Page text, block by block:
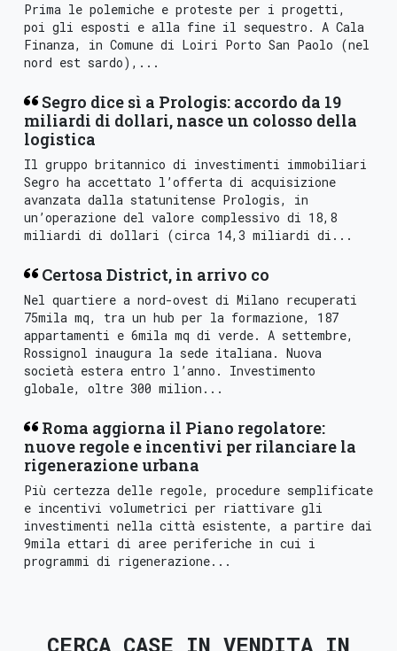
Prima le polemiche e proteste per i progetti,
poi gli esposti e alla fine il sequestro. A Cala
Finanza, in Comune di Loiri Porto San Paolo (nel
nord est sardo),...
Segro dice sì a Prologis: accordo da 19
miliardi di dollari, nasce un colosso della
logistica
Il gruppo britannico di investimenti immobiliari
Segro ha accettato l’offerta di acquisizione
avanzata dalla statunitense Prologis, in
un’operazione del valore complessivo di 18,8
miliardi di dollari (circa 14,3 miliardi di...
Certosa District, in arrivo co
Nel quartiere a nord-ovest di Milano recuperati
75mila mq, tra un hub per la formazione, 187
appartamenti e 6mila mq di verde. A settembre,
Rossignol inaugura la sede italiana. Nuova
società estera entro l’anno. Investimento
globale, oltre 300 milion...
Roma aggiorna il Piano regolatore:
nuove regole e incentivi per rilanciare la
rigenerazione urbana
Più certezza delle regole, procedure semplificate
e incentivi volumetrici per riattivare gli
investimenti nella città esistente, a partire dai
9mila ettari di aree periferiche in cui i
programmi di rigenerazione...
CERCA CASE IN VENDITA IN